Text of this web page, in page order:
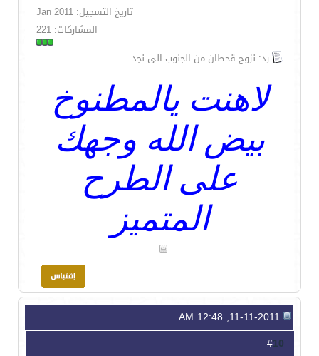
تاريخ التسجيل: Jan 2011
المشاركات: 221
رد: نزوح قحطان من الجنوب الى نجد
لاهنت يالمطنوخ
بيض الله وجهك
على الطرح
المتميز
10